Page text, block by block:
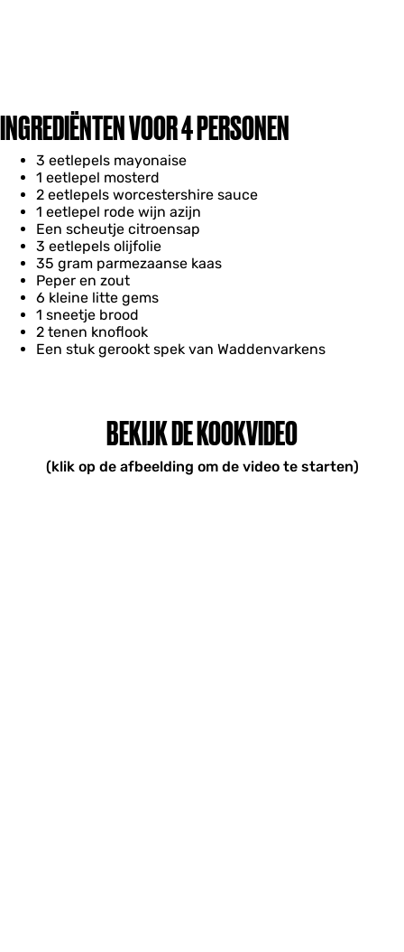
INGREDIËNTEN VOOR 4 PERSONEN
3 eetlepels mayonaise
1 eetlepel mosterd
2 eetlepels worcestershire sauce
1 eetlepel rode wijn azijn
Een scheutje citroensap
3 eetlepels olijfolie
35 gram parmezaanse kaas
Peper en zout
6 kleine litte gems
1 sneetje brood
2 tenen knoflook
Een stuk gerookt spek van Waddenvarkens
BEKIJK DE KOOKVIDEO
(klik op de afbeelding om de video te starten)